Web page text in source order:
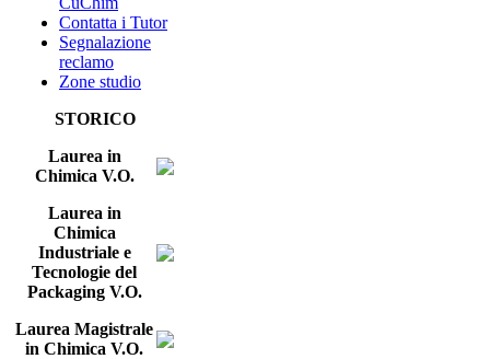
Contatta i Tutor
Segnalazione
reclamo
Zone studio
STORICO
Laurea in
Chimica V.O.
Laurea in
Chimica
Industriale e
Tecnologie del
Packaging V.O.
Laurea Magistrale
in Chimica V.O.